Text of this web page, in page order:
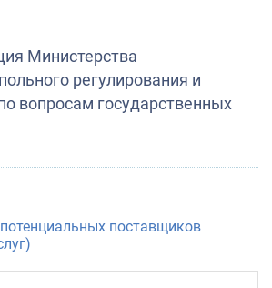
Министерства
регулирования и
вопросам государственных
поставщиков